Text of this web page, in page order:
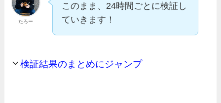
たろー
このまま、24時間ごとに検証し
ていきます！
検証結果のまとめにジャンプ